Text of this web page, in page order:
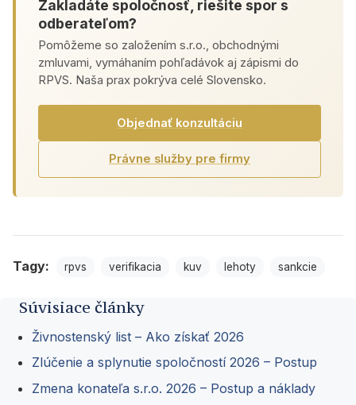
Zakladáte spoločnosť, riešite spor s
odberateľom?
Pomôžeme so založením s.r.o., obchodnými
zmluvami, vymáhaním pohľadávok aj zápismi do
RPVS. Naša prax pokrýva celé Slovensko.
Objednať konzultáciu
Právne služby pre firmy
Tagy: rpvs verifikacia kuv lehoty sankcie
Súvisiace články
Živnostenský list – Ako získať 2026
Zlúčenie a splynutie spoločností 2026 – Postup
Zmena konateľa s.r.o. 2026 – Postup a náklady